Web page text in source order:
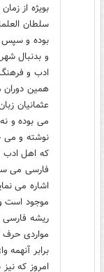
بویژه از
سلطان‌
بوده و سپس
و بدنبال
ادب و
همین دوران
عثمانیان
می بوده و
نوشته و می
که اهل ادب
فارسی می
اشاره می
موجود است
ریشه
مواردی
برابر آنهمه
امروز که